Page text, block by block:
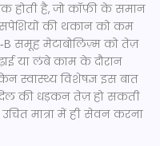
होती है, जो कॉफ़ी के समान
की थकान को कम
समूह मेटाबोलिज़्म को तेज़
या लंबे काम के दौरान
स्वास्थ्य विशेषज्ञ इस बात
की धड़कन तेज़ हो सकती
मात्रा में ही सेवन करना